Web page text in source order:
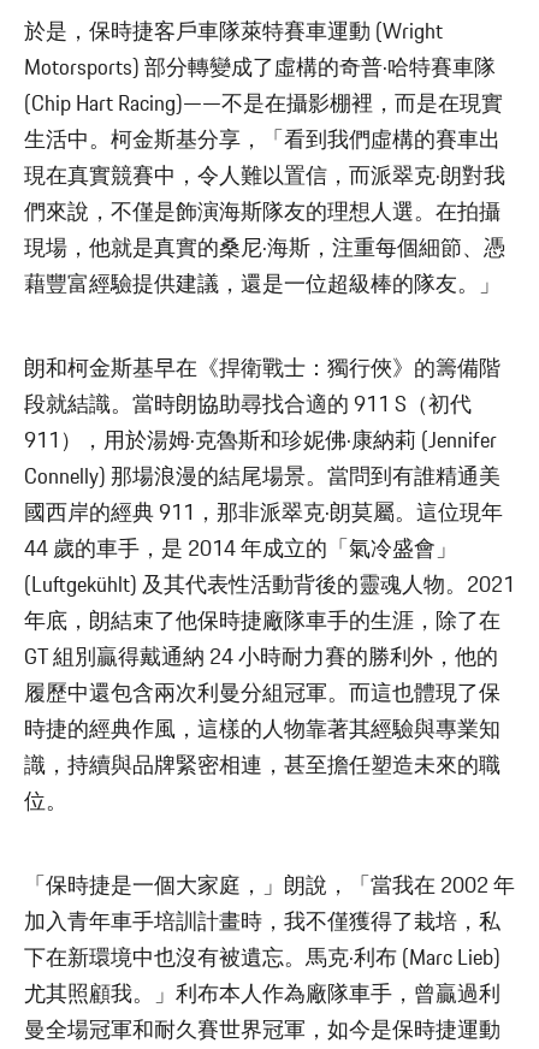
於是，保時捷客戶車隊萊特賽車運動 (Wright
Motorsports) 部分轉變成了虛構的奇普·哈特賽車隊
(Chip Hart Racing)——不是在攝影棚裡，而是在現實
生活中。柯金斯基分享，「看到我們虛構的賽車出
現在真實競賽中，令人難以置信，而派翠克·朗對我
們來說，不僅是飾演海斯隊友的理想人選。在拍攝
現場，他就是真實的桑尼·海斯，注重每個細節、憑
藉豐富經驗提供建議，還是一位超級棒的隊友。」
朗和柯金斯基早在《捍衛戰士：獨行俠》的籌備階
段就結識。當時朗協助尋找合適的 911 S（初代
911），用於湯姆·克魯斯和珍妮佛·康納莉 (Jennifer
Connelly) 那場浪漫的結尾場景。當問到有誰精通美
國西岸的經典 911，那非派翠克·朗莫屬。這位現年
44 歲的車手，是 2014 年成立的「氣冷盛會」
(Luftgekühlt) 及其代表性活動背後的靈魂人物。2021
年底，朗結束了他保時捷廠隊車手的生涯，除了在
GT 組別贏得戴通納 24 小時耐力賽的勝利外，他的
履歷中還包含兩次利曼分組冠軍。而這也體現了保
時捷的經典作風，這樣的人物靠著其經驗與專業知
識，持續與品牌緊密相連，甚至擔任塑造未來的職
位。
「保時捷是一個大家庭，」朗說，「當我在 2002 年
加入青年車手培訓計畫時，我不僅獲得了栽培，私
下在新環境中也沒有被遺忘。馬克·利布 (Marc Lieb)
尤其照顧我。」利布本人作為廠隊車手，曾贏過利
曼全場冠軍和耐久賽世界冠軍，如今是保時捷運動